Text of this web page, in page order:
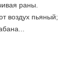
раны.
воздух пьяный;